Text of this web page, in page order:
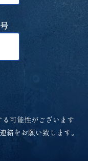
可能性がございます
をお願い致します。